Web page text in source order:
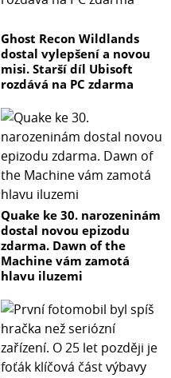
Ghost Recon Wildlands
dostal vylepšení a novou
misi. Starší díl Ubisoft
rozdává na PC zdarma
Quake ke 30. narozeninám
dostal novou epizodu
zdarma. Dawn of the
Machine vám zamotá
hlavu iluzemi